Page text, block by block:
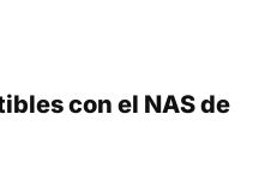
con el NAS de